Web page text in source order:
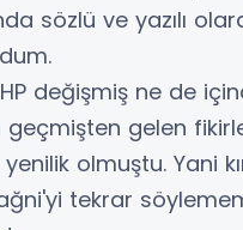
sözlü ve yazılı
değişmiş ne de
geçmişten gelen
olmuştu. Yani
tekrar